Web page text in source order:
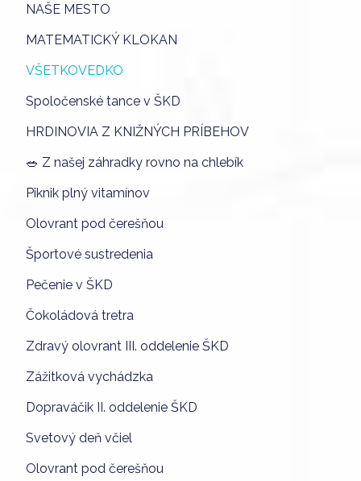
NAŠE MESTO
MATEMATICKÝ KLOKAN
VŠETKOVEDKO
Spoločenské tance v ŠKD
HRDINOVIA Z KNIŽNÝCH PRÍBEHOV
🥗 Z našej záhradky rovno na chlebík
Piknik plný vitamínov
Olovrant pod čerešňou
Športové sustredenia
Pečenie v ŠKD
Čokoládová tretra
Zdravý olovrant III. oddelenie ŠKD
Zážitková vychádzka
Dopraváčik II. oddelenie ŠKD
Svetový deň včiel
Olovrant pod čerešňou